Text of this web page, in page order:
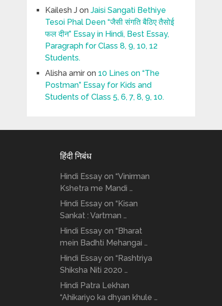
Kailesh Jon Jaisi Sangati Bethiye
Tesoi Phal Deen “जैसी संगति बैठिए तैसोई
फल दीन” Essay in Hindi, Best Essay,
Paragraph for Class 8, 9, 10, 12
Students.
Alisha amiron 10 Lines on “The
Postman” Essay for Kids and
Students of Class 5, 6, 7, 8, 9, 10.
हिंदी निबंध
Hindi Essay on “Vinirman
Kshetra me Mandi …
Hindi Essay on “Kisan
Sankat : Vartman …
Hindi Essay on “Bharat
mein Badhti Mehangai …
Hindi Essay on “Rashtriya
Shiksha Niti 2020 …
Hindi Patra Lekhan
“Ahikariyo ka dhyan khule …